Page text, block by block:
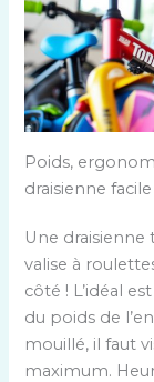
Poids,
draisienne facile
Une
valise à
côté ! L’idéal
du poids de
mouillé, il faut
maximum.